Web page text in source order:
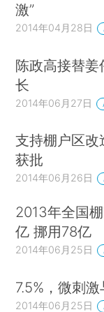
激”
2014年04月28日
陈政高接替
长
2014年06月27日
支持棚户区
获批
2014年06月26日
2013年全国
亿 挪用78亿
2014年06月25日
7.5%，微刺
2014年06月25日